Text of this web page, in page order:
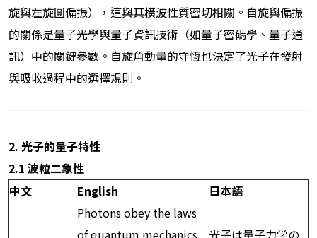
旋與左旋圓偏振），這與其橫波性質密切相關。自旋與偏振
的關係是量子光學與量子資訊技術（如量子密碼學、量子通
訊）中的關鍵參數。自旋角動量的守恆也決定了光子在發射
與吸收過程中的選擇規則。
2. 光子的量子特性
2.1 波粒二象性
中文
English 日本語
Photons obey the laws
of quantum mechanics, 光子は量子力学の